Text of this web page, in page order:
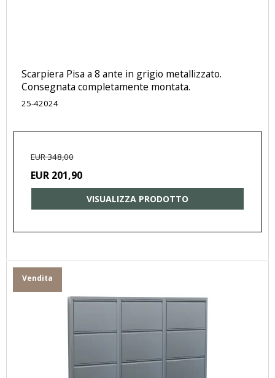
Scarpiera Pisa a 8 ante in grigio metallizzato.
Consegnata completamente montata.
25-42024
EUR 348,00
EUR 201,90
VISUALIZZA PRODOTTO
Vendita